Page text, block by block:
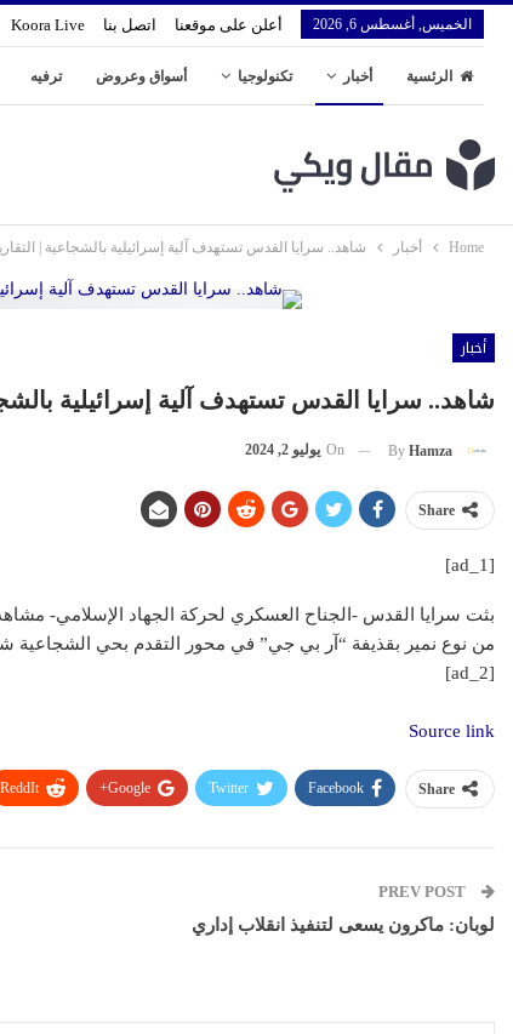
الخميس, أغسطس 6, 2026 أعلن على موقعنا اتصل بنا Koora Live
الرئسية أخبار تكنولوجيا أسواق وعروض ترفيه
Home أخبار شاهد.. سرايا القدس تستهدف آلية إسرائيلية بالشجاعية |
أخبار
شاهد.. سرايا القدس تستهدف آلية إسرائيلية
By Hamza
On يوليو 2, 2024
Share
[ad_1]
بثت سرايا القدس -الجناح العسكري لحركة الجهاد الإسلامي-
من نوع نمير بقذيفة “آر بي جي” في محور التقدم بحي الشجاعية
[ad_2]
Source link
Share
Facebook
Twitter
Google+
ReddIt
لوبان: ماكرون يسعى لتنفيذ انقلاب إداري